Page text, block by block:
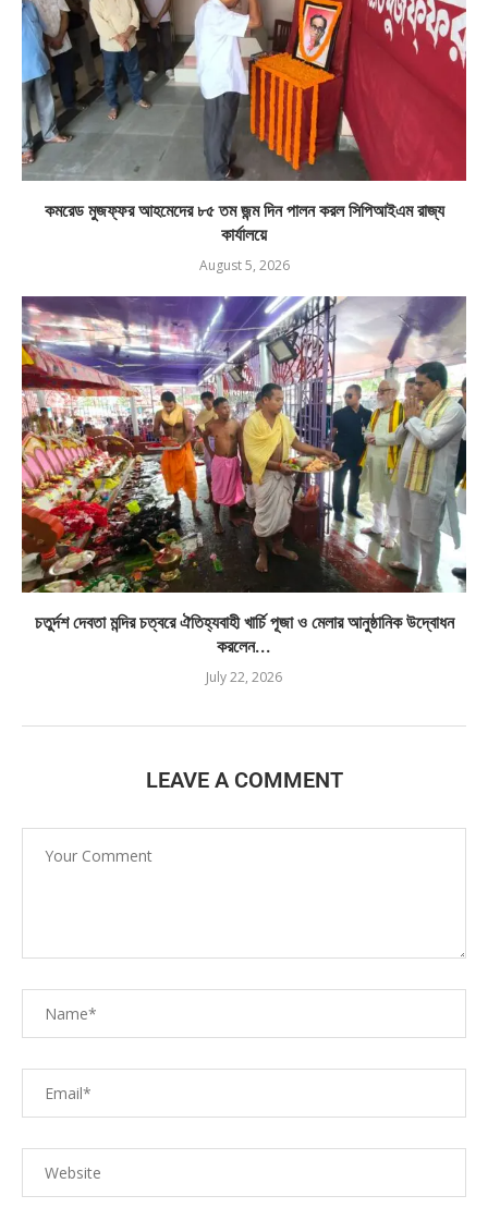
কমরেড মুজফ্ফর আহমেদের ৮৫ তম জন্ম দিন পালন করল সিপিআইএম রাজ্য
কার্যালয়ে
August 5, 2026
চতুর্দশ দেবতা মন্দির চত্বরে ঐতিহ্যবাহী খার্চি পূজা ও মেলার আনুষ্ঠানিক উদ্বোধন
করলেন...
July 22, 2026
LEAVE A COMMENT